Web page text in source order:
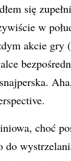
się
w
akcie gry
choć
do